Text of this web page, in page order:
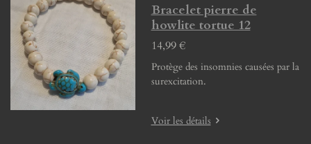
Bracelet pierre de
howlite tortue 12
14,99 €
Protège des insomnies causées par la
surexcitation.
Voir les détails